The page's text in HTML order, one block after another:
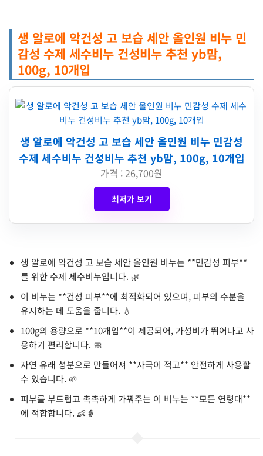
생 알로에 악건성 고 보습 세안 올인원 비누 민
감성 수제 세수비누 건성비누 추천 yb맘,
100g, 10개입
생 알로에 악건성 고 보습 세안 올인원 비누 민감성
수제 세수비누 건성비누 추천 yb맘, 100g, 10개입
가격 : 26,700원
최저가 보기
생 알로에 악건성 고 보습 세안 올인원 비누는 **민감성 피부**
를 위한 수제 세수비누입니다. 🌿
이 비누는 **건성 피부**에 최적화되어 있으며, 피부의 수분을
유지하는 데 도움을 줍니다. 💧
100g의 용량으로 **10개입**이 제공되어, 가성비가 뛰어나고 사
용하기 편리합니다. 🧼
자연 유래 성분으로 만들어져 **자극이 적고** 안전하게 사용할
수 있습니다. 🌱
피부를 부드럽고 촉촉하게 가꿔주는 이 비누는 **모든 연령대**
에 적합합니다. 👶👵